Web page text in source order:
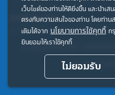
ลิงค์ที่เกี่ยวข้อง
© สงวนลิขสิทธิ์ 2567 บริษัทหลักท
ประกาศความเป็
เว็บไซต์ของท่านให้ดียิ่งขึ้น และนำเส
ตรงกับความสนใจของท่าน โดยท่า
เติมได้จาก นโยบายการใช้คุกกี้ ก
ยินยอมให้เราใช้คุกกี้
ไม่ยอมรับ